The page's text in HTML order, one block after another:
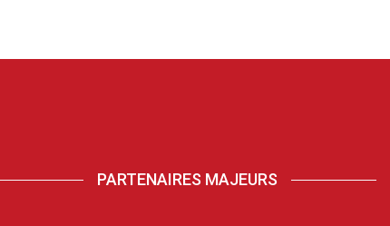
PARTENAIRES MAJEURS